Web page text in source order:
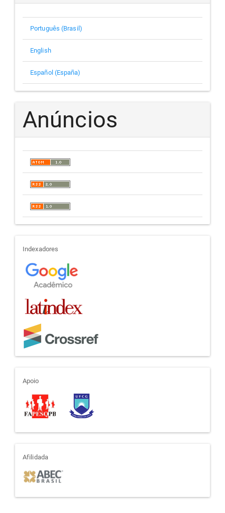
Português (Brasil)
English
Español (España)
Anúncios
indexadores
Indexadores
apoio
Apoio
afiliada
Afilidada